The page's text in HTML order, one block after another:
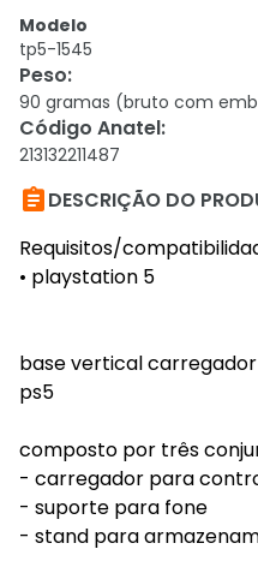
Modelo
tp5-1545
Peso:
90 gramas (bruto com
Código Anatel:
213132211487
DESCRIÇÃO DO
Requisitos/
• playstation 5
base vertical
ps5
composto por três
- carregador para
- suporte para fone
- stand para